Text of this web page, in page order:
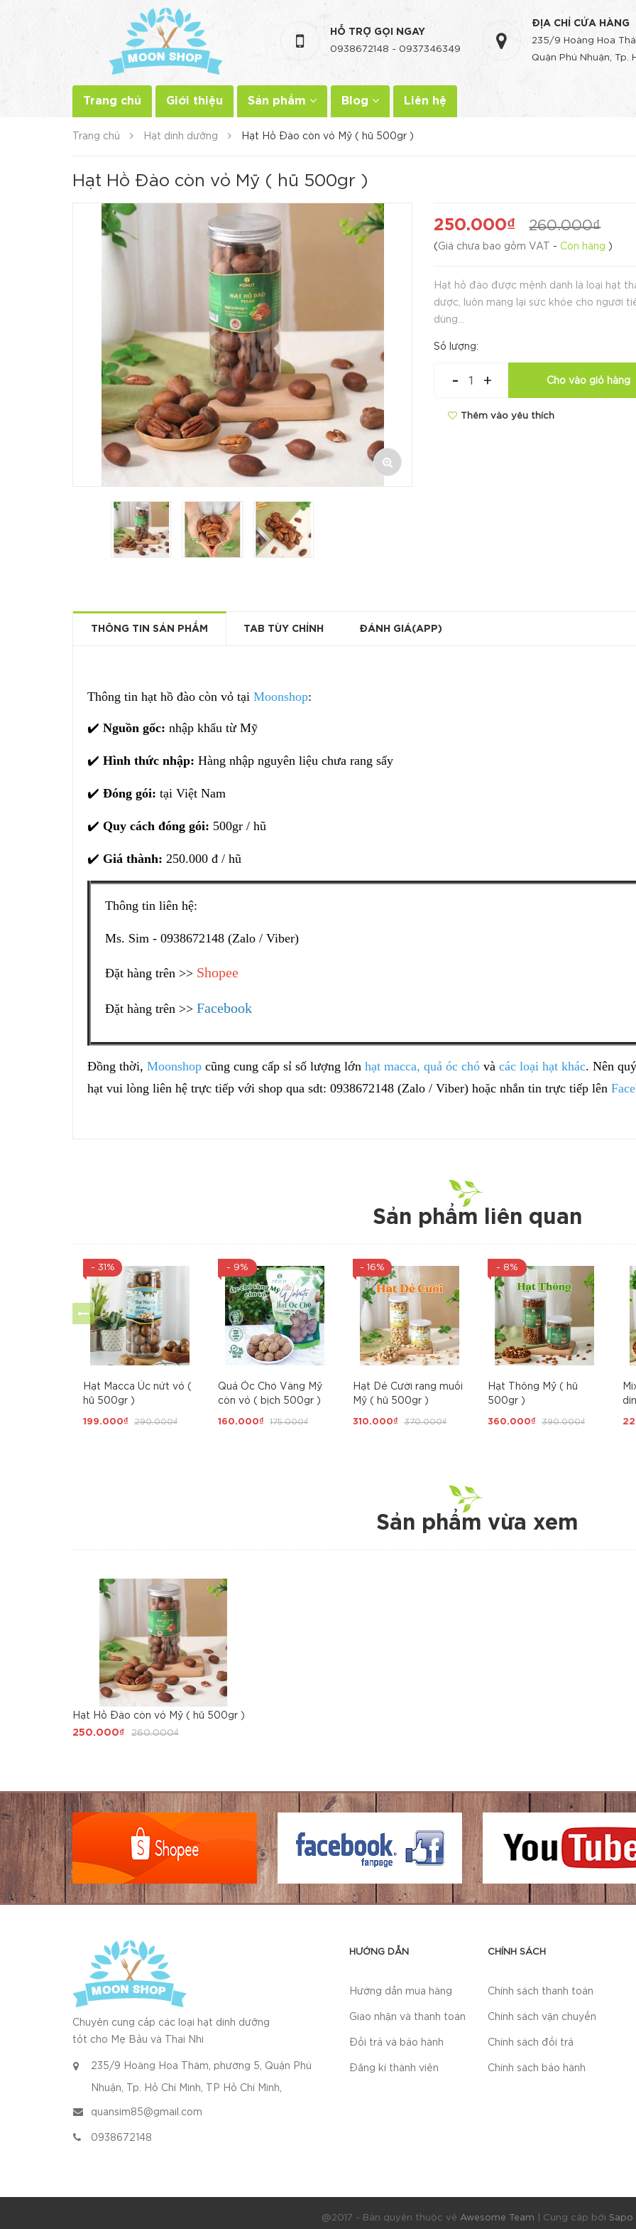
HỖ TRỢ GỌI NGAY
0938672148 - 0937346349
ĐỊA CHỈ CỬA HÀNG
235/9 Hoàng Hoa
Quận Phú Nhuận, Tp.
Trang chủ Giới thiệu Sản phẩm Blog Liên hệ
Trang chủ Hạt dinh dưỡng Hạt Hồ Đào còn vỏ Mỹ ( hũ 500gr )
Hạt Hồ Đào còn vỏ Mỹ ( hũ 500gr )
250.000₫ 260.000₫
( Giá chưa bao gồm VAT -Còn hàng )
Hạt hồ đào được mệnh danh là loại hạt
dược, luôn mang lại sức khỏe cho người
dùng...
Số lượng:
- + Cho vào giỏ hàng
Thêm vào yêu thích
THÔNG TIN SẢN PHẨM TAB TÙY CHỈNH ĐÁNH GIÁ(APP)
Thông tin hạt hồ đào còn vỏ tại Moonshop:
✔️ Nguồn gốc: nhập khẩu từ Mỹ
✔️ Hình thức nhập: Hàng nhập nguyên liệu chưa rang sấy
✔️ Đóng gói: tại Việt Nam
✔️ Quy cách đóng gói: 500gr / hũ
✔️ Giá thành: 250.000 đ / hũ
Thông tin liên hệ:
Ms. Sim - 0938672148 (Zalo / Viber)
Đặt hàng trên >> Shopee
Đặt hàng trên >> Facebook
Đồng thời, Moonshop cũng cung cấp sỉ số lượng lớn hạt macca, quả óc chó và các loại hạt khác. Nên
hạt vui lòng liên hệ trực tiếp với shop qua sdt: 0938672148 (Zalo / Viber) hoặc nhắn tin trực tiếp lên
Sản phẩm liên quan
- 31%
Hạt Macca Úc nứt vỏ (
hũ 500gr )
199.000₫ 290.000₫
- 9%
Quả Óc Chó Vàng Mỹ
còn vỏ ( bịch 500gr )
160.000₫ 175.000₫
- 16%
Hạt Dẻ Cười rang muối
Mỹ ( hũ 500gr )
310.000₫ 370.000₫
- 8%
Hạt Thông Mỹ ( hũ
500gr )
360.000₫ 390.000₫
Sản phẩm vừa xem
Hạt Hồ Đào còn vỏ Mỹ ( hũ 500gr )
250.000₫
260.000₫
Chuyên cung cấp các loại hạt dinh dưỡng
tốt cho Mẹ Bầu và Thai Nhi
235/9 Hoàng Hoa Thám, phường 5, Quận Phú
Nhuận, Tp. Hồ Chí Minh, TP Hồ Chí Minh,
quansim85@gmail.com
0938672148
HƯỚNG DẪN
Hướng dẫn mua hàng
Giao nhận và thanh toán
Đổi trả và bảo hành
Đăng kí thành viên
CHÍNH SÁCH
Chính sách thanh toán
Chính sách vận chuyển
Chính sách đổi trả
Chính sách bảo hành
@2017 - Bản quyền thuộc về Awesome Team Cung cấp bởi Sapo